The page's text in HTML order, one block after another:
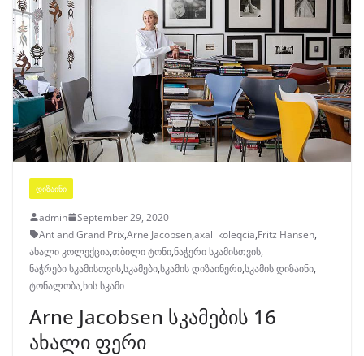
ᲓᲘᲖᲐᲘᲜᲘ
admin
September 29, 2020
Ant and Grand Prix,Arne Jacobsen,axali koleqcia,Fritz Hansen,
ახალი კოლექცია,თბილი ტონი,ნაჭერი სკამისთვის,
ნაჭრები სკამისთვის,სკამები,სკამის დიზაინერი,სკამის დიზაინი,
ტონალობა,ხის სკამი
Arne Jacobsen სკამების 16
ახალი ფერი